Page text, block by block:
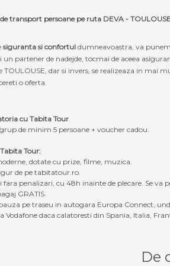
transport persoane pe ruta DEVA -
siguranta si confortul dumneavoastra, va
partener de nadejde, tocmai de aceea
TOULOUSE, dar si invers, se realizeaza in
o oferta.
cu Tabita Tour
de minim 5 persoane + voucher cadou.
Tour:
dotate cu prize, filme, muzica.
de pe tabitatour.ro.
penalizari, cu 48h inainte de plecare. Se va
GRATIS.
pe traseu in autogara Europa Connect,
daca calatoresti din Spania, Italia,
De